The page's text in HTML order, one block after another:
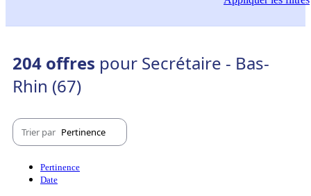
204 offres pour Secrétaire - Bas-
Rhin (67)
Trier par Pertinence
Pertinence
Date